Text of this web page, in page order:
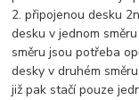
2. připojenou desku
desku v jednom
směru jsou potřeba
desky v druhém
již pak stačí pouze